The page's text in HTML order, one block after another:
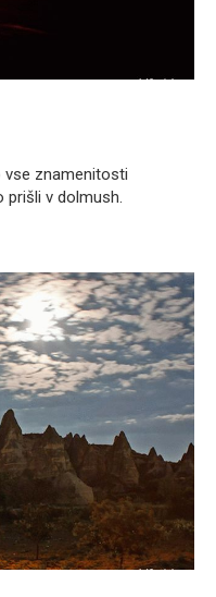
vse znamenitosti
prišli v dolmush.